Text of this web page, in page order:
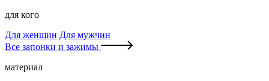
для кого
Для женщин Для мужчин
Все запонки и зажимы
материал